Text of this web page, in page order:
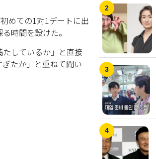
めての1対1デートに出
時間を設けた。
しているか」と直接
たか」と重ねて聞い